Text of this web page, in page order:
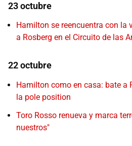
23 octubre
Hamilton se reencuentra con la
a Rosberg en el Circuito de las
22 octubre
Hamilton como en casa: bate a
la pole position
Toro Rosso renueva y marca
nuestros"